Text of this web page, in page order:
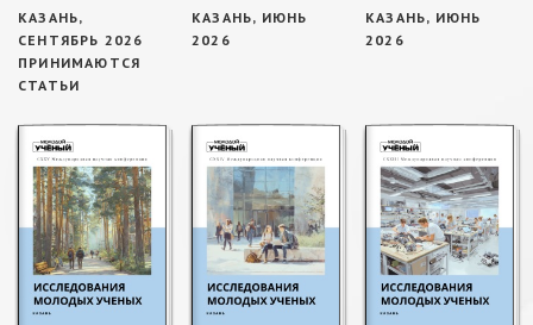
КАЗАНЬ,
СЕНТЯБРЬ 2026
ПРИНИМАЮТСЯ
СТАТЬИ
КАЗАНЬ, ИЮНЬ
2026
КАЗАНЬ, ИЮНЬ
2026